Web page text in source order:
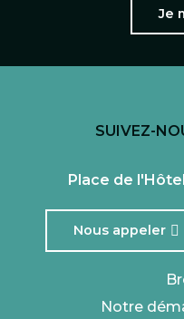
Je
SUIVEZ-
Place de
Nous appeler
Notre